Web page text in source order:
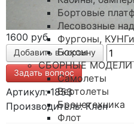
Бортовые
Лесовозные
Фургоны,
Боксы
СБОРНЫЕ МОДЕЛИ
Самолеты
Вертолеты
Бронетехника
Флот
1600 руб
Задать вопрос
Артикул: 1853
Производитель: Клен